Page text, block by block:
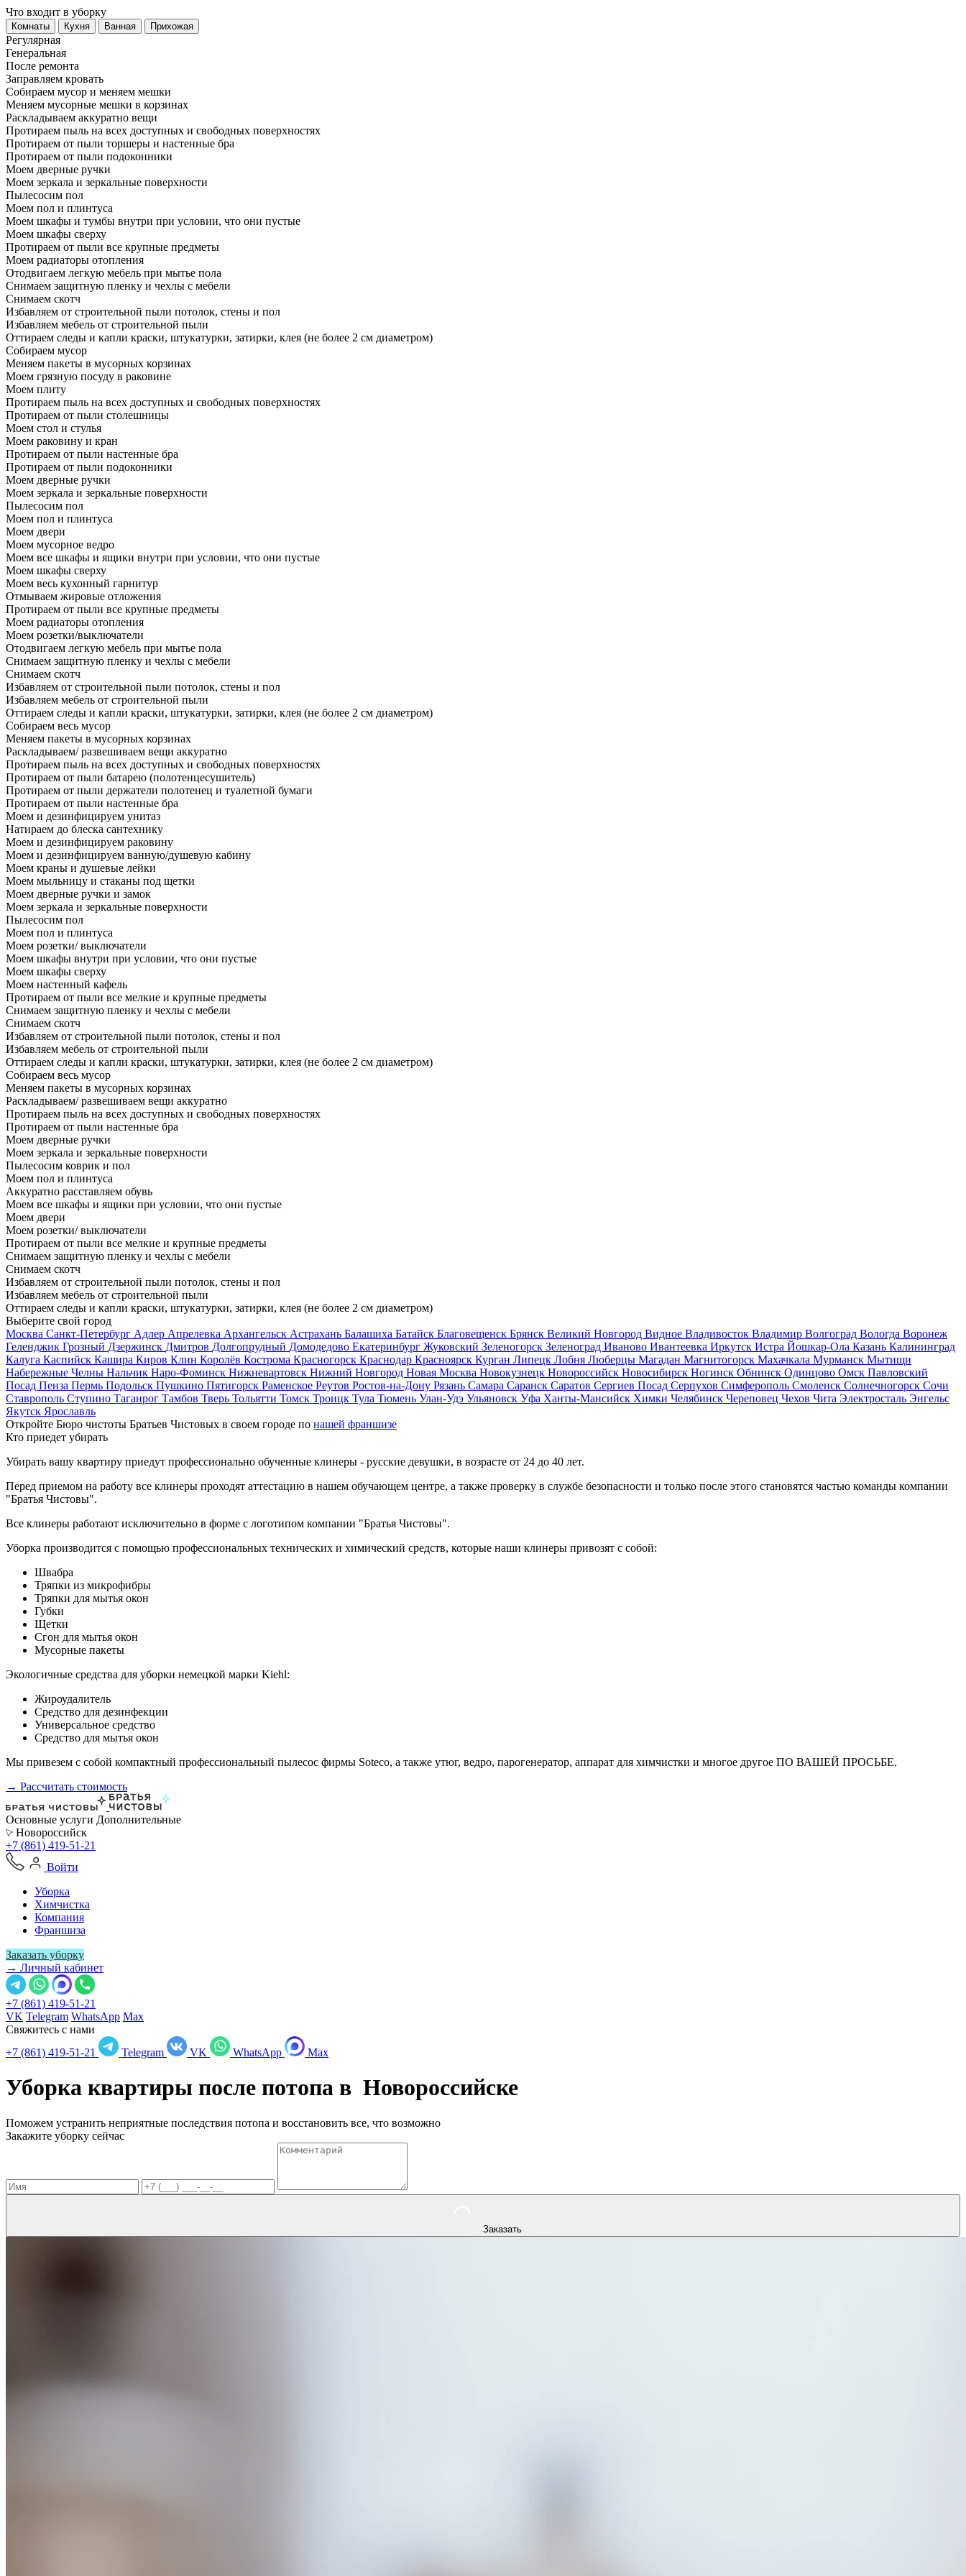
Что входит в уборку
Регу­лярная
Гене­ральная
После ремонта
Заправляем кровать
Собираем мусор и меняем мешки
Меняем мусорные мешки в корзинах
Раскладываем аккуратно вещи
Протираем пыль на всех доступных и свободных поверхностях
Протираем от пыли торшеры и настенные бра
Протираем от пыли подоконники
Моем дверные ручки
Моем зеркала и зеркальные поверхности
Пылесосим пол
Моем пол и плинтуса
Моем шкафы и тумбы внутри при условии, что они пустые
Моем шкафы сверху
Протираем от пыли все крупные предметы
Моем радиаторы отопления
Отодвигаем легкую мебель при мытье пола
Снимаем защитную пленку и чехлы с мебели
Снимаем скотч
Избавляем от строительной пыли потолок, стены и пол
Избавляем мебель от строительной пыли
Оттираем следы и капли краски, штукатурки, затирки, клея (не более 2 см диаметром)
Собираем мусор
Меняем пакеты в мусорных корзинах
Моем грязную посуду в раковине
Моем плиту
Протираем пыль на всех доступных и свободных поверхностях
Протираем от пыли столешницы
Моем стол и стулья
Моем раковину и кран
Протираем от пыли настенные бра
Протираем от пыли подоконники
Моем дверные ручки
Моем зеркала и зеркальные поверхности
Пылесосим пол
Моем пол и плинтуса
Моем двери
Моем мусорное ведро
Моем все шкафы и ящики внутри при условии, что они пустые
Моем шкафы сверху
Моем весь кухонный гарнитур
Отмываем жировые отложения
Протираем от пыли все крупные предметы
Моем радиаторы отопления
Моем розетки/выключатели
Отодвигаем легкую мебель при мытье пола
Снимаем защитную пленку и чехлы с мебели
Снимаем скотч
Избавляем от строительной пыли потолок, стены и пол
Избавляем мебель от строительной пыли
Оттираем следы и капли краски, штукатурки, затирки, клея (не более 2 см диаметром)
Собираем весь мусор
Меняем пакеты в мусорных корзинах
Раскладываем/ развешиваем вещи аккуратно
Протираем пыль на всех доступных и свободных поверхностях
Протираем от пыли батарею (полотенцесушитель)
Протираем от пыли держатели полотенец и туалетной бумаги
Протираем от пыли настенные бра
Моем и дезинфицируем унитаз
Натираем до блеска сантехнику
Моем и дезинфицируем раковину
Моем и дезинфицируем ванную/душевую кабину
Моем краны и душевые лейки
Моем мыльницу и стаканы под щетки
Моем дверные ручки и замок
Моем зеркала и зеркальные поверхности
Пылесосим пол
Моем пол и плинтуса
Моем розетки/ выключатели
Моем шкафы внутри при условии, что они пустые
Моем шкафы сверху
Моем настенный кафель
Протираем от пыли все мелкие и крупные предметы
Снимаем защитную пленку и чехлы с мебели
Снимаем скотч
Избавляем от строительной пыли потолок, стены и пол
Избавляем мебель от строительной пыли
Оттираем следы и капли краски, штукатурки, затирки, клея (не более 2 см диаметром)
Собираем весь мусор
Меняем пакеты в мусорных корзинах
Раскладываем/ развешиваем вещи аккуратно
Протираем пыль на всех доступных и свободных поверхностях
Протираем от пыли настенные бра
Моем дверные ручки
Моем зеркала и зеркальные поверхности
Пылесосим коврик и пол
Моем пол и плинтуса
Аккуратно расставляем обувь
Моем все шкафы и ящики при условии, что они пустые
Моем двери
Моем розетки/ выключатели
Протираем от пыли все мелкие и крупные предметы
Снимаем защитную пленку и чехлы с мебели
Снимаем скотч
Избавляем от строительной пыли потолок, стены и пол
Избавляем мебель от строительной пыли
Оттираем следы и капли краски, штукатурки, затирки, клея (не более 2 см диаметром)
Выберите свой город
Москва Санкт-Петербург Адлер Апрелевка Архангельск Астрахань Балашиха Батайск Благовещенск Брянск Великий Новгород Видное Владивосток Владимир Волгоград Вологда Воронеж
Геленджик Грозный Дзержинск Дмитров Долгопрудный Домодедово Екатеринбург Жуковский Зеленогорск Зеленоград Иваново Ивантеевка Иркутск Истра Йошкар-Ола Казань Калининград
Калуга Каспийск Кашира Киров Клин Королёв Кострома Красногорск Краснодар Красноярск Курган Липецк Лобня Люберцы Магадан Магнитогорск Махачкала Мурманск Мытищи
Набережные Челны Нальчик Наро-Фоминск Нижневартовск Нижний Новгород Новая Москва Новокузнецк Новороссийск Новосибирск Ногинск Обнинск Одинцово Омск Павловский
Посад Пенза Пермь Подольск Пушкино Пятигорск Раменское Реутов Ростов-на-Дону Рязань Самара Саранск Саратов Сергиев Посад Серпухов Симферополь Смоленск Солнечногорск Сочи
Ставрополь Ступино Таганрог Тамбов Тверь Тольятти Томск Троицк Тула Тюмень Улан-Удэ Ульяновск Уфа Ханты-Мансийск Химки Челябинск Череповец Чехов Чита Электросталь Энгельс
Якутск Ярославль
Откройте Бюро чистоты Братьев Чистовых в своем городе по нашей франшизе
Кто приедет убирать
Убирать вашу квартиру приедут профессионально обученные клинеры - русские девушки, в возрасте от 24 до 40 лет.
Перед приемом на работу все клинеры проходят аттестацию в нашем обучающем центре, а также проверку в службе безопасности и только после этого становятся частью команды компании
"Братья Чистовы".
Все клинеры работают исключительно в форме с логотипом компании "Братья Чистовы".
Уборка производится с помощью профессиональных технических и химический средств, которые наши клинеры привозят с собой:
Швабра
Тряпки из микрофибры
Тряпки для мытья окон
Губки
Щетки
Сгон для мытья окон
Мусорные пакеты
Экологичные средства для уборки немецкой марки Kiehl:
Жироудалитель
Средство для дезинфекции
Универсальное средство
Средство для мытья окон
Мы привезем с собой компактный профессиональный пылесос фирмы Soteco, а также утюг, ведро, парогенератор, аппарат для химчистки и многое другое ПО ВАШЕЙ ПРОСЬБЕ.
→ Рассчитать стоимость
Основные услуги Дополнительные
Новороссийск
+7 (861) 419-51-21
Войти
Уборка
Химчистка
Компания
Франшиза
Заказать уборку
→ Личный кабинет
+7 (861) 419-51-21
VK Telegram WhatsApp Max
Свяжитесь с нами
+7 (861) 419-51-21
Telegram VK WhatsApp Max
Уборка квартиры после потопа в Новороссийске
Поможем устранить неприятные последствия потопа и восстановить все, что возможно
Закажите уборку сейчас
Заказать